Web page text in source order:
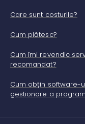
Care sunt costurile?
Cum plătesc?
Cum îmi revendic
recomandat?
Cum obțin software-
gestionare a